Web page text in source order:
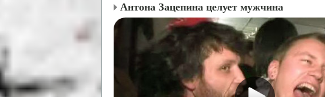
Антона Зацепина целует мужчина